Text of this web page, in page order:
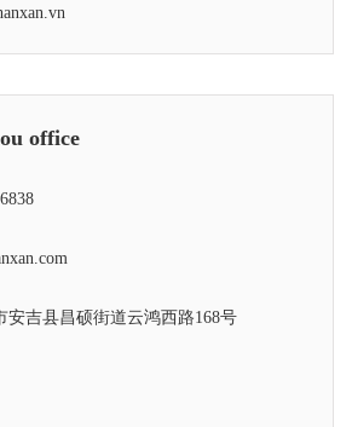
office
安吉县昌硕街道云鸿西路168号